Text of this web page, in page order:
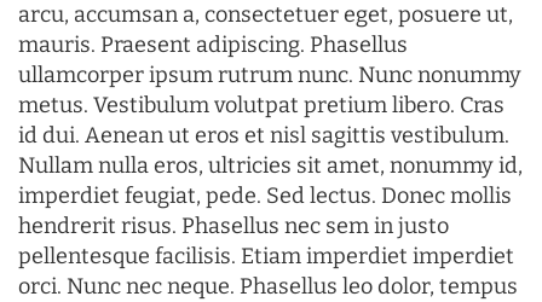
arcu, accumsan a, consectetuer eget, posuere ut,
mauris. Praesent adipiscing. Phasellus
ullamcorper ipsum rutrum nunc. Nunc nonummy
metus. Vestibulum volutpat pretium libero. Cras
id dui. Aenean ut eros et nisl sagittis vestibulum.
Nullam nulla eros, ultricies sit amet, nonummy id,
imperdiet feugiat, pede. Sed lectus. Donec mollis
hendrerit risus. Phasellus nec sem in justo
pellentesque facilisis. Etiam imperdiet imperdiet
orci. Nunc nec neque. Phasellus leo dolor, tempus